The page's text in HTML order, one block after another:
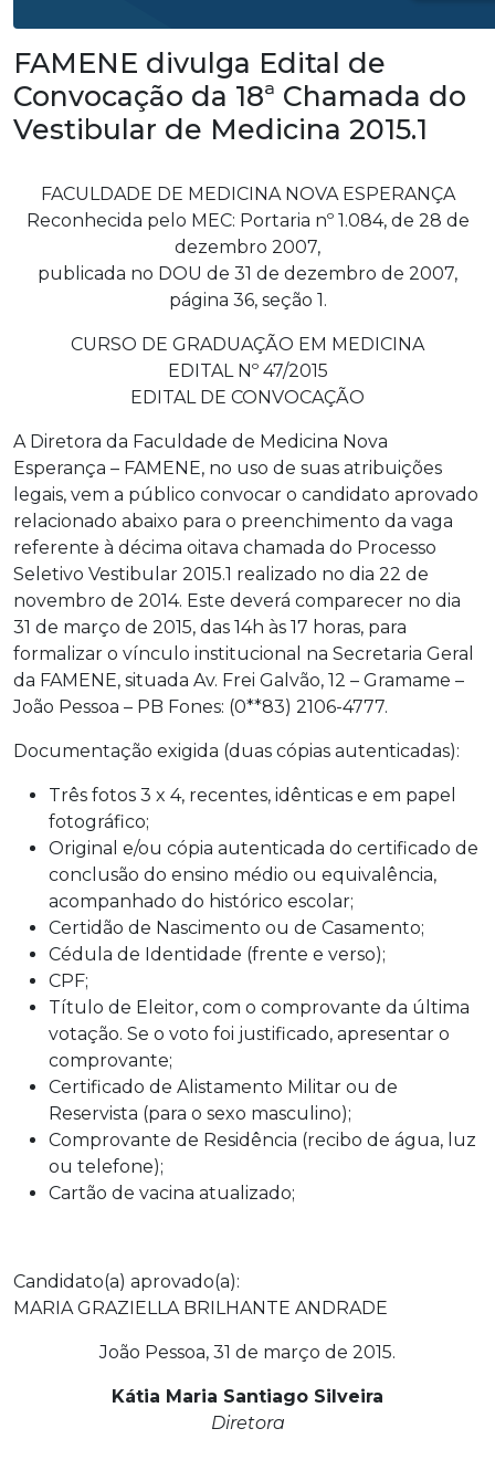
FAMENE divulga Edital de
Convocação da 18ª Chamada do
Vestibular de Medicina 2015.1
FACULDADE DE MEDICINA NOVA ESPERANÇA
Reconhecida pelo MEC: Portaria nº 1.084, de 28 de
dezembro 2007,
publicada no DOU de 31 de dezembro de 2007,
página 36, seção 1.
CURSO DE GRADUAÇÃO EM MEDICINA
EDITAL Nº 47/2015
EDITAL DE CONVOCAÇÃO
A Diretora da Faculdade de Medicina Nova
Esperança – FAMENE, no uso de suas atribuições
legais, vem a público convocar o candidato aprovado
relacionado abaixo para o preenchimento da vaga
referente à décima oitava chamada do Processo
Seletivo Vestibular 2015.1 realizado no dia 22 de
novembro de 2014. Este deverá comparecer no dia
31 de março de 2015, das 14h às 17 horas, para
formalizar o vínculo institucional na Secretaria Geral
da FAMENE, situada Av. Frei Galvão, 12 – Gramame –
João Pessoa – PB Fones: (0**83) 2106-4777.
Documentação exigida (duas cópias autenticadas):
Três fotos 3 x 4, recentes, idênticas e em papel
fotográfico;
Original e/ou cópia autenticada do certificado de
conclusão do ensino médio ou equivalência,
acompanhado do histórico escolar;
Certidão de Nascimento ou de Casamento;
Cédula de Identidade (frente e verso);
CPF;
Título de Eleitor, com o comprovante da última
votação. Se o voto foi justificado, apresentar o
comprovante;
Certificado de Alistamento Militar ou de
Reservista (para o sexo masculino);
Comprovante de Residência (recibo de água, luz
ou telefone);
Cartão de vacina atualizado;
Candidato(a) aprovado(a):
MARIA GRAZIELLA BRILHANTE ANDRADE
João Pessoa, 31 de março de 2015.
Kátia Maria Santiago Silveira
Diretora